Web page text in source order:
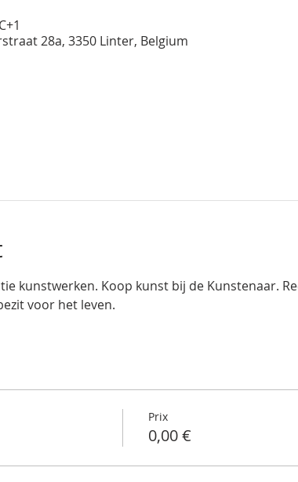
28a, 3350 Linter, Belgium
kunstwerken. Koop kunst bij de Kunstenaar.
voor het leven.
Prix
0,00 €